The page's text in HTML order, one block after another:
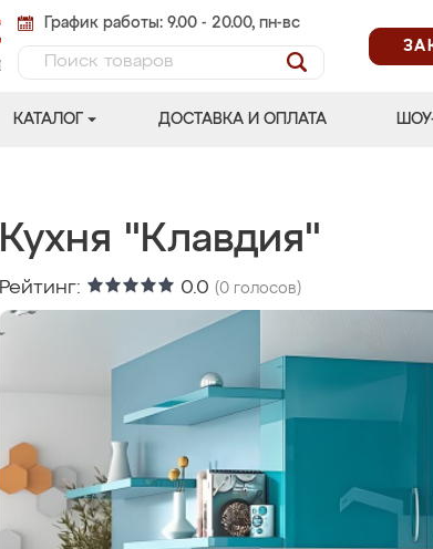
График работы: 9.00 - 20.00, пн-вс
КАТАЛОГ ДОСТАВКА И ОПЛАТА
Кухня "Клавдия"
Рейтинг: 0.0 (0 голосов)